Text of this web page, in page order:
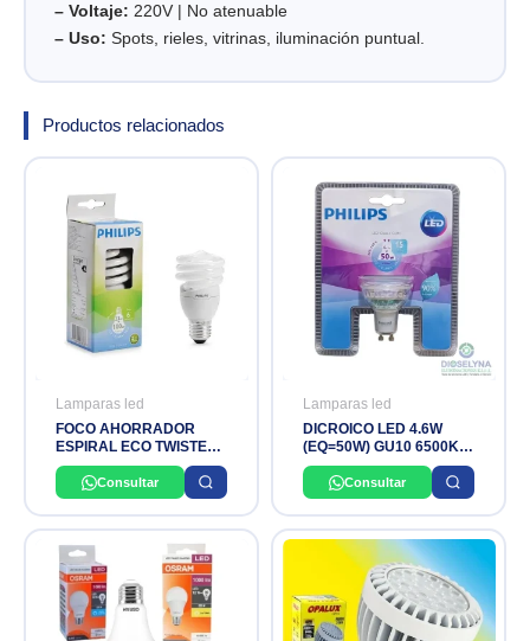
– Voltaje: 220V | No atenuable
– Uso: Spots, rieles, vitrinas, iluminación puntual.
Productos relacionados
Lamparas led
FOCO AHORRADOR
ESPIRAL ECO TWISTER
23W E27 LUZ BLANCA
PHILIPSConsultar
Lamparas led
DICROICO LED 4.6W
(EQ=50W) GU10 6500K
PHILIPS
Consultar